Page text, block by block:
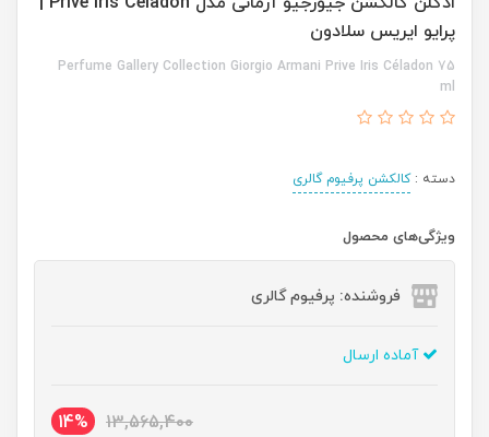
پرایو ایریس سلادون
Perfume Gallery Collection Giorgio Armani Prive Iris Céladon 75
ml
دسته :کالکشن پرفیوم گالری
ویژگی‌های محصول
فروشنده: پرفیوم گالری
آماده ارسال
13,565,400
14%